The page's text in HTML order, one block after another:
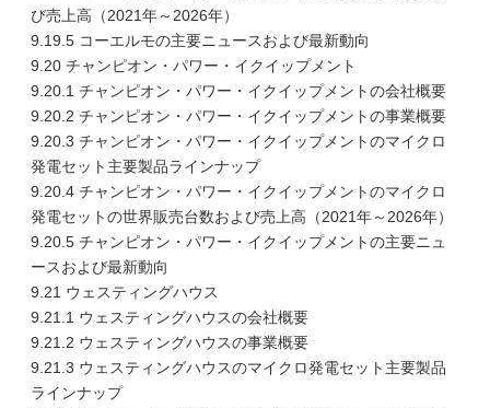
び売上高（2021年～2026年）
9.19.5 コーエルモの主要ニュースおよび最新動向
9.20 チャンピオン・パワー・イクイップメント
9.20.1 チャンピオン・パワー・イクイップメントの会社概要
9.20.2 チャンピオン・パワー・イクイップメントの事業概要
9.20.3 チャンピオン・パワー・イクイップメントのマイクロ
発電セット主要製品ラインナップ
9.20.4 チャンピオン・パワー・イクイップメントのマイクロ
発電セットの世界販売台数および売上高（2021年～2026年）
9.20.5 チャンピオン・パワー・イクイップメントの主要ニュ
ースおよび最新動向
9.21 ウェスティングハウス
9.21.1 ウェスティングハウスの会社概要
9.21.2 ウェスティングハウスの事業概要
9.21.3 ウェスティングハウスのマイクロ発電セット主要製品
ラインナップ